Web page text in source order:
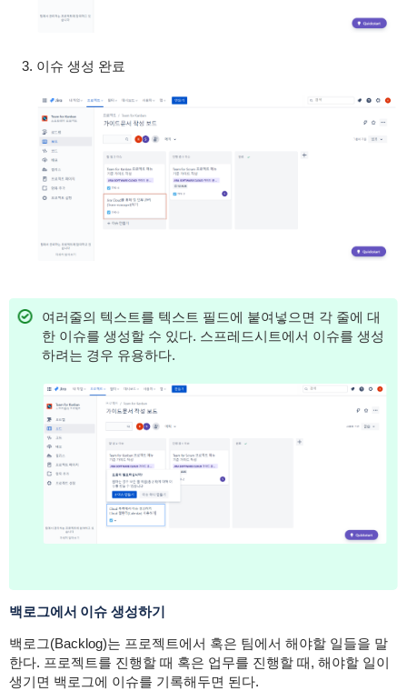
이슈 생성 완료
여러줄의 텍스트를 텍스트 필드에 붙여넣으면 각 줄에 대
한 이슈를 생성할 수 있다. 스프레드시트에서 이슈를 생성
하려는 경우 유용하다.
백로그에서 이슈 생성하기
백로그(Backlog)는 프로젝트에서 혹은 팀에서 해야할 일들을 말
한다. 프로젝트를 진행할 때 혹은 업무를 진행할 때, 해야할 일이
생기면 백로그에 이슈를 기록해두면 된다.